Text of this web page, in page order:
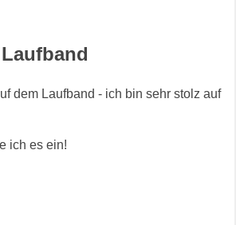
dem Laufband - ich bin sehr stolz auf
ich es ein!